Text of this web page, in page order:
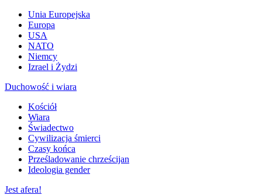
Unia Europejska
Europa
USA
NATO
Niemcy
Izrael i Żydzi
Duchowość i wiara
Kościół
Wiara
Świadectwo
Cywilizacja śmierci
Czasy końca
Prześladowanie chrześcijan
Ideologia gender
Jest afera!